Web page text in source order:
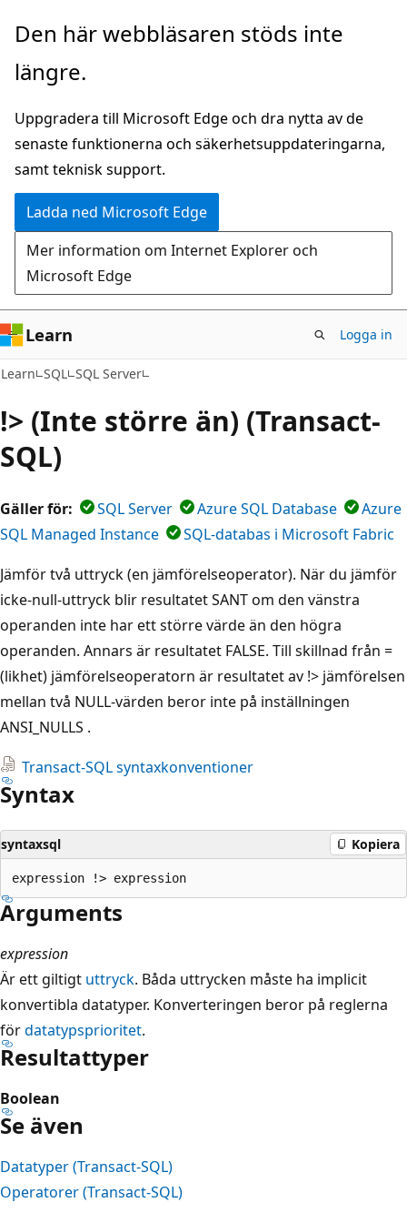
Hoppa
huvudinnehåll
Den här webbläsaren stöds inte
längre.
Uppgradera till Microsoft Edge och dra nytta av de
senaste funktionerna och säkerhetsuppdateringarna,
samt teknisk support.
Ladda ned Microsoft Edge
Mer information om Internet Explorer och
Microsoft Edge
Learn Logga in
Learn SQL SQL Server
!> (Inte större än) (Transact-
SQL)
Gäller för: SQL Server Azure SQL Database
Azure
SQL Managed Instance
SQL-databas i Microsoft Fabric
Jämför två uttryck (en jämförelseoperator). När du jämför
icke-null-uttryck blir resultatet SANT om den vänstra
operanden inte har ett större värde än den högra
operanden. Annars är resultatet FALSE. Till skillnad från =
(likhet) jämförelseoperatorn är resultatet av !> jämförelsen
mellan två NULL-värden beror inte på inställningen
ANSI_NULLS .
Transact-SQL syntaxkonventioner
Syntax
syntaxsql Kopiera
Arguments
expression
Är ett giltigt uttryck. Båda uttrycken måste ha implicit
konvertibla datatyper. Konverteringen beror på reglerna
fördatatypsprioritet.
Resultattyper
Boolean
Se även
Datatyper (Transact-SQL)
Operatorer (Transact-SQL)